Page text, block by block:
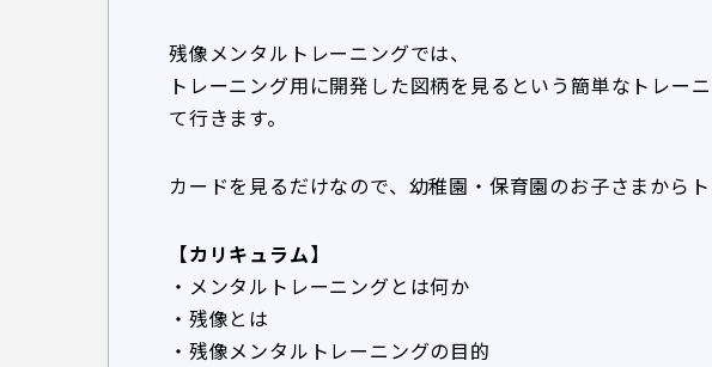
残像メンタルトレーニングでは、
トレーニング用に開発した図柄を見るという簡単なトレー
て行きます。
カードを見るだけなので、幼稚園・保育園のお子さまから
【カリキュラム】
・メンタルトレーニングとは何か
・残像とは
・残像メンタルトレーニングの目的